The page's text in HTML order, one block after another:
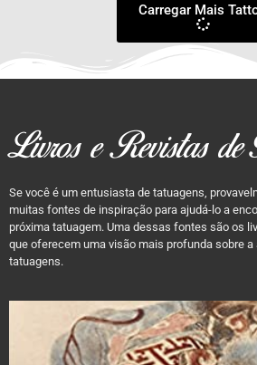
Carregar Mais
Livros e Revistas de
Se você é um entusiasta de tatuagens,
muitas fontes de inspiração para ajudá-lo a
próxima tatuagem. Uma dessas fontes são os
que oferecem uma visão mais profunda sobre a
tatuagens.